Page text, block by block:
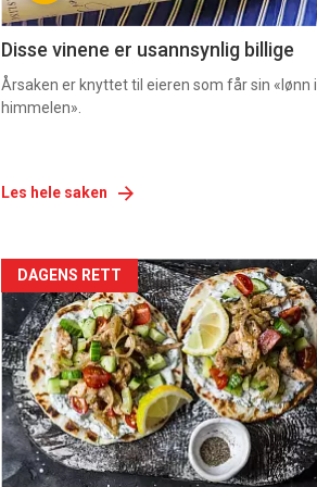
Disse vinene er usannsynlig billige
Årsaken er knyttet til eieren som får sin «lønn i
himmelen».
Les hele saken
Forsiden
akkurat
nå
-
6
DAGENS RETT